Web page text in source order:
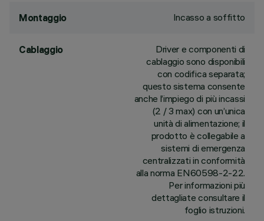
Montaggio Incasso a soffitto
Cablaggio
Driver e componenti di
cablaggio sono disponibili
con codifica separata;
questo sistema consente
anche l’impiego di più incassi
(2 / 3 max) con un’unica
unità di alimentazione; il
prodotto è collegabile a
sistemi di emergenza
centralizzati in conformità
alla norma EN60598-2-22.
Per informazioni più
dettagliate consultare il
foglio istruzioni.